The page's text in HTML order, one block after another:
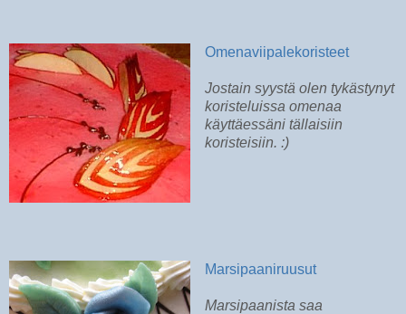
Omenaviipalekoristeet
Jostain syystä olen tykästynyt
koristeluissa omenaa
käyttäessäni tällaisiin
koristeisiin. :)
Marsipaaniruusut
Marsipaanista saa